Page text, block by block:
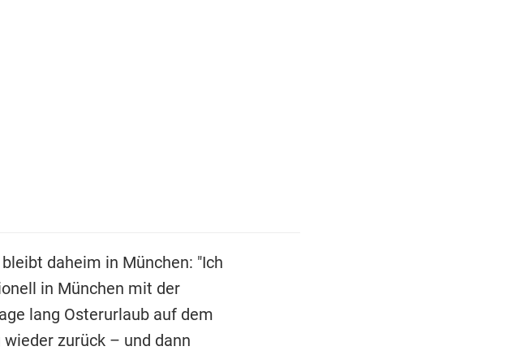
daheim in München: "Ich
in München mit der
lang Osterurlaub auf dem
zurück – und dann